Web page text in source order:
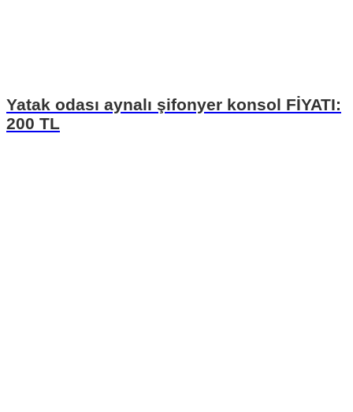
Yatak odası aynalı şifonyer konsol FİYATI:
200 TL